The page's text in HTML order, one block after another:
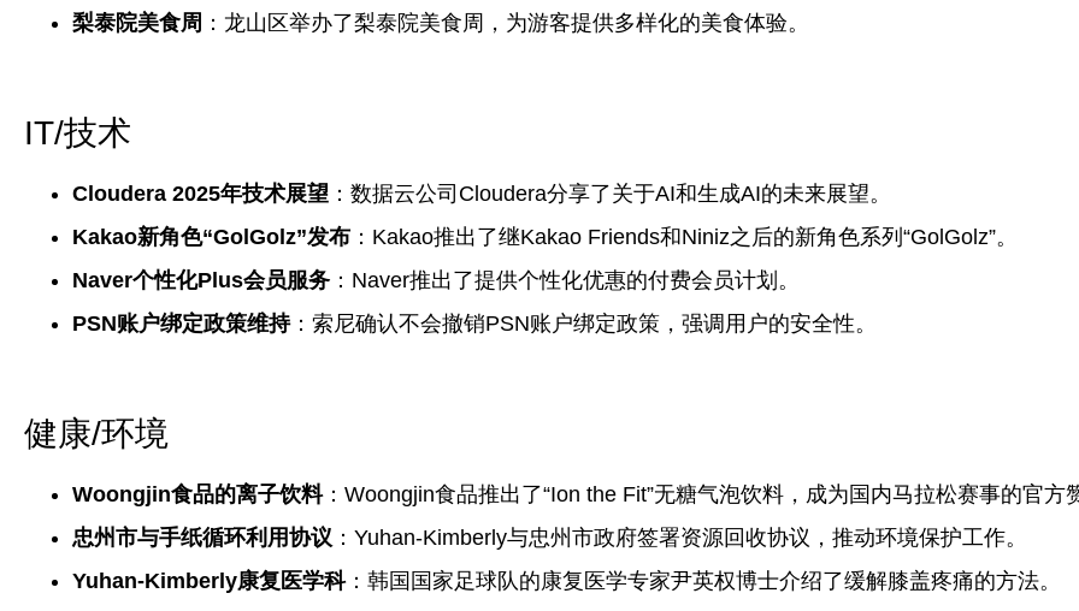
梨泰院美食周 ：龙山区举办了梨泰院美食周，为游客提供多样化的美食体验。
IT/技术
Cloudera 2025年技术展望 ：数据云公司Cloudera分享了关于AI和生成AI的未来展望。
Kakao新角色“GolGolz”发布 ：Kakao推出了继Kakao Friends和Niniz之后的新角色系列“GolGolz”。
Naver个性化Plus会员服务 ：Naver推出了提供个性化优惠的付费会员计划。
PSN账户绑定政策维持：索尼确认不会撤销PSN账户绑定政策，强调用户的安全性。
健康/环境
Woongjin食品的离子饮料：Woongjin食品推出了“Ion the Fit”无糖气泡饮料，成为国内马拉松赛事的官方
忠州市与手纸循环利用协议 ：Yuhan-Kimberly与忠州市政府签署资源回收协议，推动环境保护工作。
Yuhan-Kimberly康复医学科：韩国国家足球队的康复医学专家尹英权博士介绍了缓解膝盖疼痛的方法。